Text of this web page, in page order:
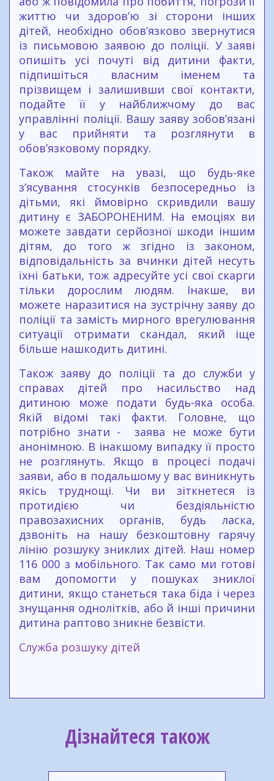
життю чи здоров’ю зі сторони інших
дітей, необхідно обов’язково звернутися
із письмовою заявою до поліції. У заяві
опишіть усі почуті від дитини факти,
підпишіться власним іменем та
прізвищем і залишивши свої контакти,
подайте її у найближчому до вас
управлінні поліції. Вашу заяву зобов’язані
у вас прийняти та розглянути в
обов’язковому порядку.
Також майте на увазі, що будь-яке
з’ясування стосунків безпосередньо із
дітьми, які ймовірно скривдили вашу
дитину є ЗАБОРОНЕНИМ. На емоціях ви
можете завдати серйозної шкоди іншим
дітям, до того ж згідно із законом,
відповідальність за вчинки дітей несуть
їхні батьки, тож адресуйте усі свої скарги
тільки дорослим людям. Інакше, ви
можете наразитися на зустрічну заяву до
поліції та замість мирного врегулювання
ситуації отримати скандал, який іще
більше нашкодить дитині.
Також заяву до поліції та до служби у
справах дітей про насильство над
дитиною може подати будь-яка особа.
Якій відомі такі факти. Головне, що
потрібно знати - заява не може бути
анонімною. В інакшому випадку її просто
не розглянуть. Якщо в процесі подачі
заяви, або в подальшому у вас виникнуть
якісь труднощі. Чи ви зіткнетеся із
протидією чи бездіяльністю
правозахисних органів, будь ласка,
дзвоніть на нашу безкоштовну гарячу
лінію розшуку зниклих дітей. Наш номер
116 000 з мобільного. Так само ми готові
вам допомогти у пошуках зниклої
дитини, якщо станеться така біда і через
знущання однолітків, або й інші причини
дитина раптово зникне безвісти.
Служба розшуку дітей
Дізнайтеся також